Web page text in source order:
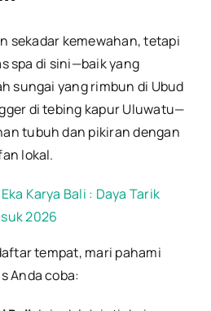
sekadar kemewahan, tetapi
spa di sini—baik yang
sungai yang rimbun di Ubud
di tebing kapur Uluwatu—
tubuh dan pikiran dengan
lokal.
Karya Bali : Daya Tarik
2026
tempat, mari pahami
Anda coba: